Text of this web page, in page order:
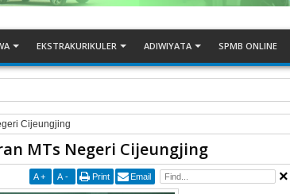
EKSTRAKURIKULER ADIWIYATA SPMB ONLINE
2026
Cijeungjing
MTs Negeri Cijeungjing
A + A - Print Email